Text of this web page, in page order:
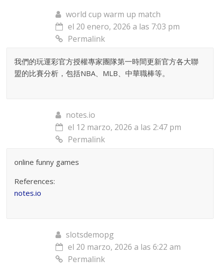
world cup warm up match
el 20 enero, 2026 a las 7:03 pm
Permalink
我們的玩運彩官方授權專家團隊第一時間更新官方各大聯
盟的比賽分析，包括NBA、MLB、中華職棒等。
notes.io
el 12 marzo, 2026 a las 2:47 pm
Permalink
online funny games
References:
notes.io
slotsdemopg
el 20 marzo, 2026 a las 6:22 am
Permalink